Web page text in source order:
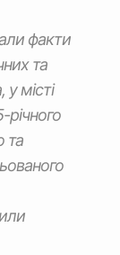
факти
та
місті
річного
та